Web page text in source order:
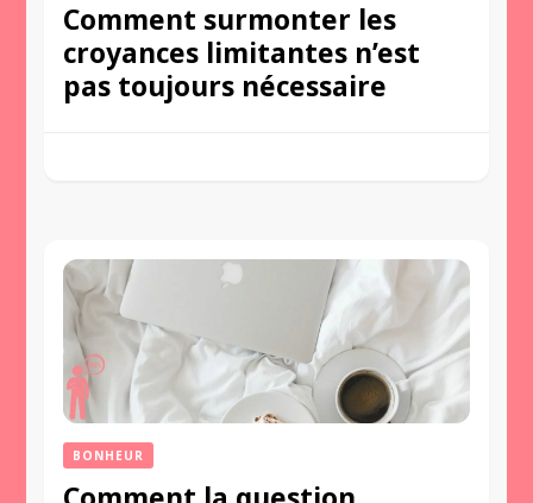
Comment surmonter les
croyances limitantes n’est
pas toujours nécessaire
BONHEUR